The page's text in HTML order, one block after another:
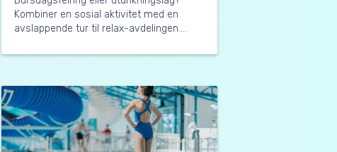
Kombiner en sosial aktivitet med en
avslappende tur til relax-avdelingen....